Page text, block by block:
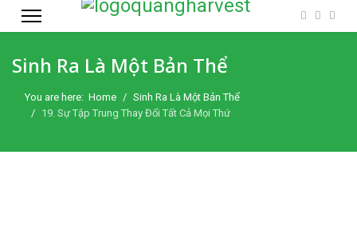
Sinh Ra Là Một Bản Thể
You are here: Home
Sinh Ra Là Một Bản Thể
19. Sự Tập Trung Thay Đổi Tất Cả Mọi Thứ